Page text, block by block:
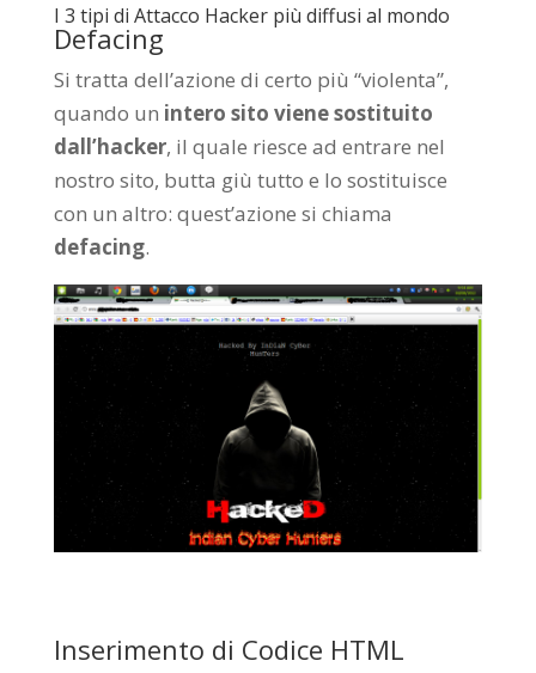
I 3 tipi di Attacco Hacker più diffusi al mondo
Defacing
Si tratta dell’azione di certo più “violenta”,
quando un intero sito viene sostituito
dall’hacker, il quale riesce ad entrare nel
nostro sito, butta giù tutto e lo sostituisce
con un altro: quest’azione si chiama
defacing.
Inserimento di Codice HTML